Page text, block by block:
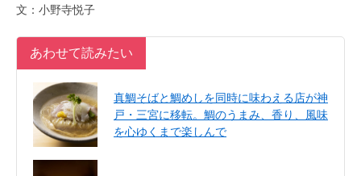
文：小野寺悦子
あわせて読みたい
真鯛そばと鯛めしを同時に味わえる店が神
戸・三宮に移転。鯛のうまみ、香り、風味
を心ゆくまで楽しんで